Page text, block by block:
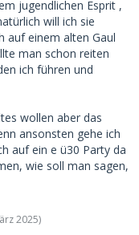
75-Jährigen noch
jugendlichen Esprit ,
will ich sie
auf einem alten Gaul
man schon reiten
ich führen und
wollen aber das
ansonsten gehe ich
auf ein e ü30 Party da
wie soll man sagen,
2025)